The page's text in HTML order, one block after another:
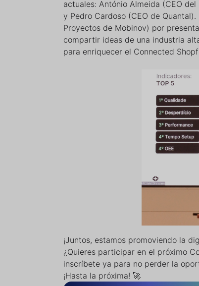
actuales: António Almeida (CEO
y Pedro Cardoso (CEO de
Proyectos de Mobinov) por
compartir ideas de una industria
para enriquecer el Connected
¡Juntos, estamos promoviendo la
¿Quieres participar en el próximo
inscríbete ya para no perder la
¡Hasta la próxima! 🚀